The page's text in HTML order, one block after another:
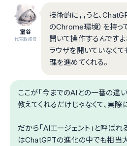
室谷
代表取締役
技術的に言うと、
のChrome環境）を持っ
開いて操作するんです
ラウザを開いていなくて
理を進めてくれる。
ここが「今までのAIとの一番の違い
教えてくれるだけじゃなくて、実際
だから「AIエージェント」と呼ばれ
はChatGPTの進化の中でも相当